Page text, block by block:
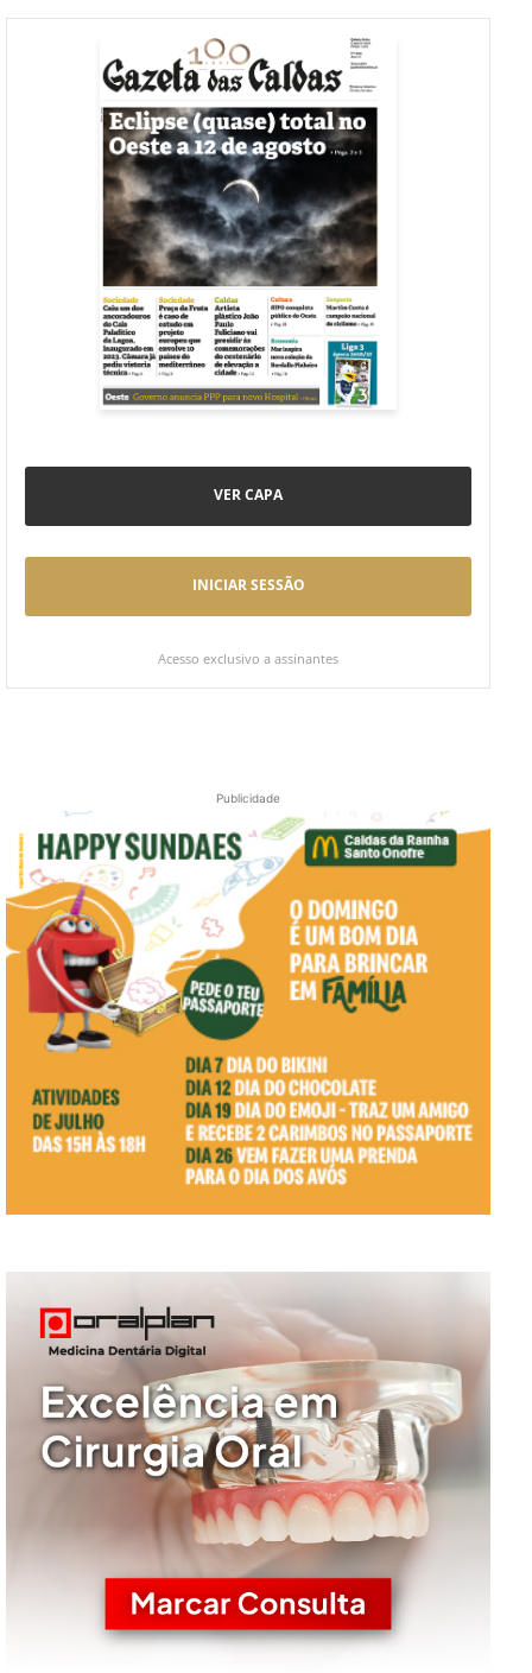
VER CAPA
INICIAR SESSÃO
Acesso exclusivo a assinantes
Publicidade